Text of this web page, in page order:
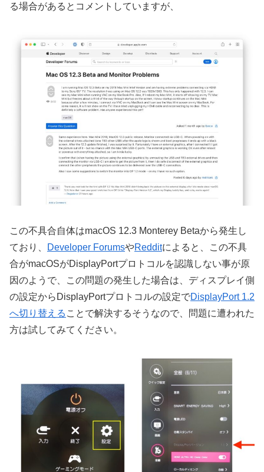
る場合があるとコメントしていますが、
この不具合自体はmacOS 12.3 Monterey Betaから発生し
ており、
Developer ForumsやRedditによると、この不具
合がmacOSがDisplayPortプロトコルを認識しない事が原
因のようで、この問題の発生した場合は、ディスプレイ側
の設定からDisplayPortプロトコルの設定でDisplayPort 1.2
へ切り替える ことで解決するそうなので、問題に遭われた
方は試してみてください。